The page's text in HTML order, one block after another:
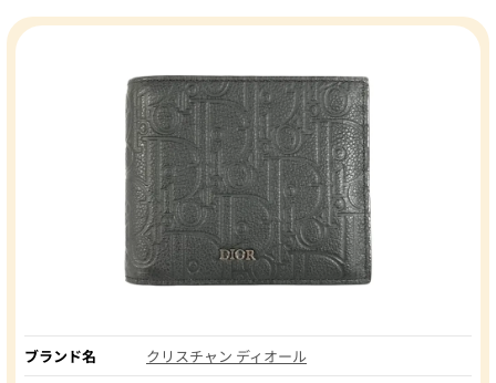
ブランド名
クリスチャン ディオール